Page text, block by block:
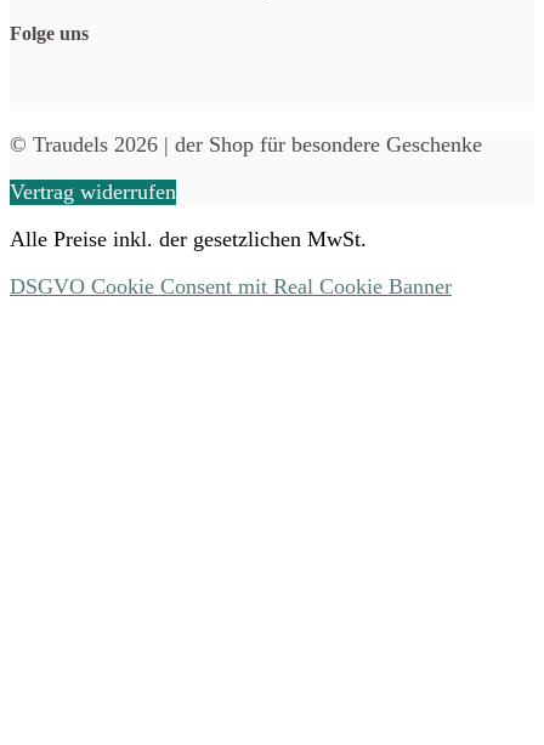
Folge uns
© Traudels 2026 | der Shop für besondere Geschenke
Vertrag widerrufen
Alle Preise inkl. der gesetzlichen MwSt.
DSGVO Cookie Consent mit Real Cookie Banner